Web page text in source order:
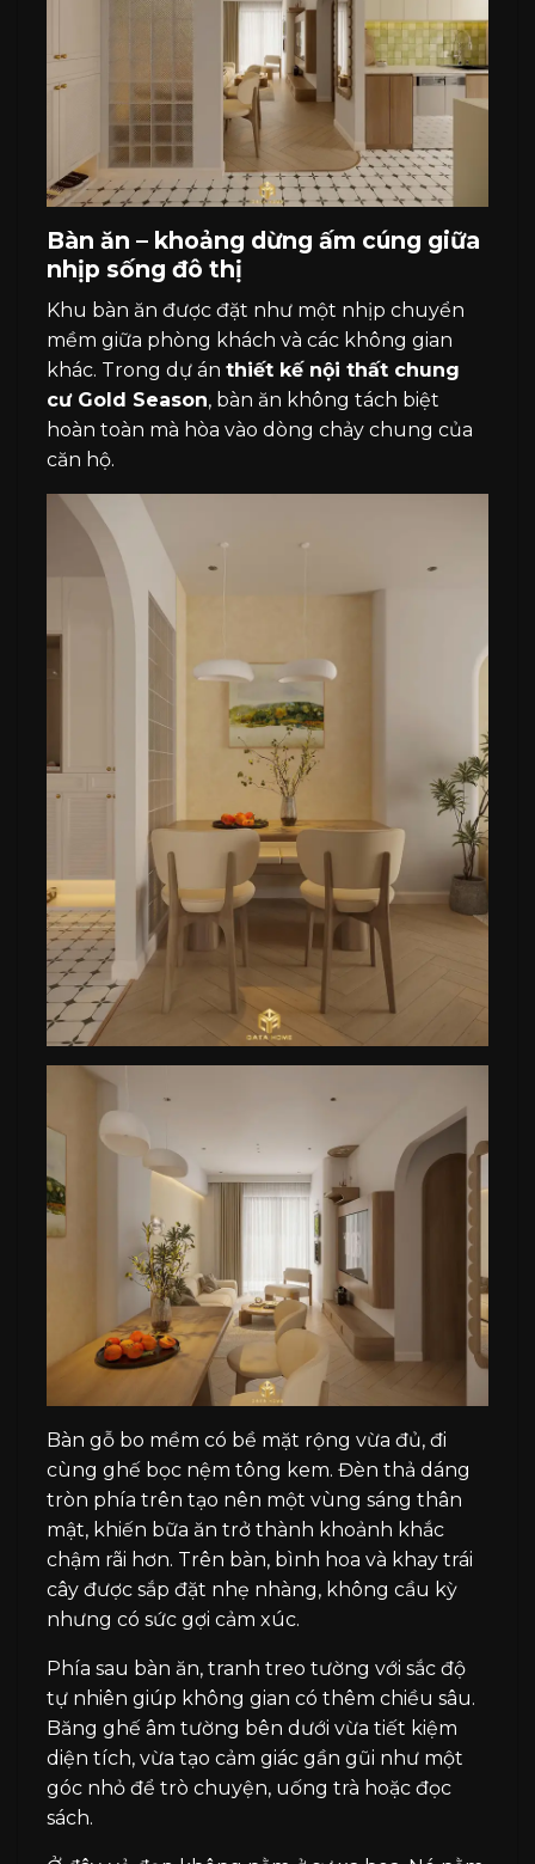
Bàn ăn – khoảng dừng ấm cúng giữa
nhịp sống đô thị
Khu bàn ăn được đặt như một nhịp chuyển
mềm giữa phòng khách và các không gian
khác. Trong dự án thiết kế nội thất chung
cư Gold Season, bàn ăn không tách biệt
hoàn toàn mà hòa vào dòng chảy chung của
căn hộ.
Bàn gỗ bo mềm có bề mặt rộng vừa đủ, đi
cùng ghế bọc nệm tông kem. Đèn thả dáng
tròn phía trên tạo nên một vùng sáng thân
mật, khiến bữa ăn trở thành khoảnh khắc
chậm rãi hơn. Trên bàn, bình hoa và khay trái
cây được sắp đặt nhẹ nhàng, không cầu kỳ
nhưng có sức gợi cảm xúc.
Phía sau bàn ăn, tranh treo tường với sắc độ
tự nhiên giúp không gian có thêm chiều sâu.
Băng ghế âm tường bên dưới vừa tiết kiệm
diện tích, vừa tạo cảm giác gần gũi như một
góc nhỏ để trò chuyện, uống trà hoặc đọc
sách.